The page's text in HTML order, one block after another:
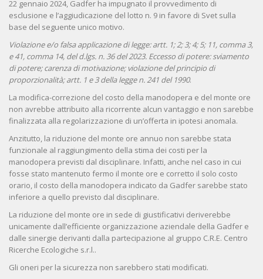
22 gennaio 2024, Gadfer ha impugnato il provvedimento di
esclusione e l’aggiudicazione del lotto n. 9 in favore di Svet sulla
base del seguente unico motivo.
Violazione e/o falsa applicazione di legge: artt. 1; 2; 3; 4; 5; 11, comma 3,
e 41, comma 14, del d.lgs. n. 36 del 2023. Eccesso di potere: sviamento
di potere; carenza di motivazione; violazione del principio di
proporzionalità; artt. 1 e 3 della legge n. 241 del 1990.
La modifica-correzione del costo della manodopera e del monte ore
non avrebbe attribuito alla ricorrente alcun vantaggio e non sarebbe
finalizzata alla regolarizzazione di un’offerta in ipotesi anomala.
Anzitutto, la riduzione del monte ore annuo non sarebbe stata
funzionale al raggiungimento della stima dei costi per la
manodopera previsti dal disciplinare. Infatti, anche nel caso in cui
fosse stato mantenuto fermo il monte ore e corretto il solo costo
orario, il costo della manodopera indicato da Gadfer sarebbe stato
inferiore a quello previsto dal disciplinare.
La riduzione del monte ore in sede di giustificativi deriverebbe
unicamente dall’efficiente organizzazione aziendale della Gadfer e
dalle sinergie derivanti dalla partecipazione al gruppo C.R.E. Centro
Ricerche Ecologiche s.r.l..
Gli oneri per la sicurezza non sarebbero stati modificati.